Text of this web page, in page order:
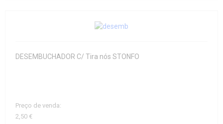
DESEMBUCHADOR C/ Tira nós STONFO
Preço de venda:
2,50 €